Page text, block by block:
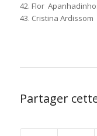
42. Flor 
43. Cristina Ardissom
Partager